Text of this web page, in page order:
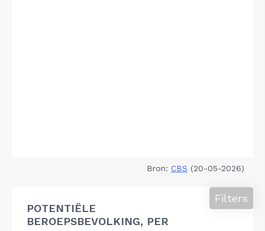
Bron: CBS (20-05-2026)
POTENTIËLE
BEROEPSBEVOLKING, PER
Filters